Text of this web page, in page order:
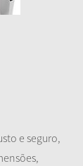
e seguro,